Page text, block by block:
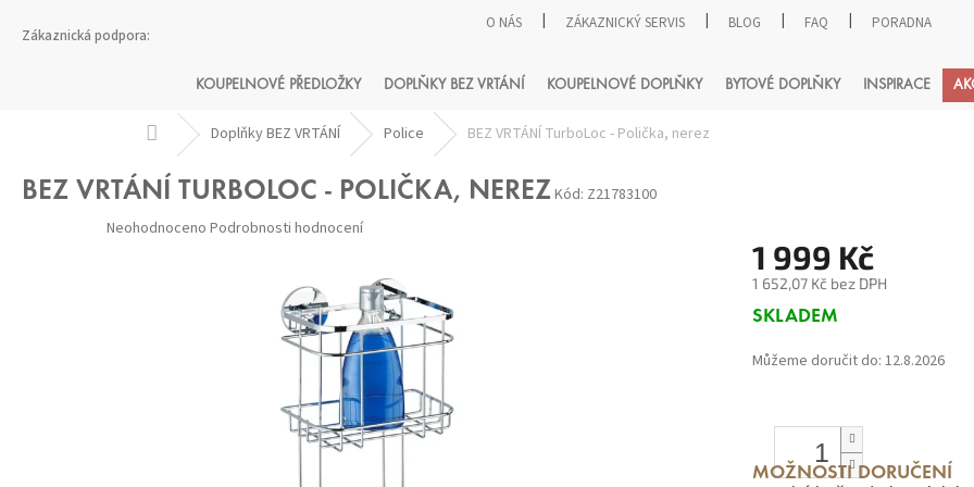
O NÁS ZÁKAZNICKÝ SERVIS BLOG FAQ PORADNA
HLEDAT
KOUPELNOVÉ PŘEDLOŽKY DOPLŇKY BEZ VRTÁNÍ KOUPELNOVÉ DOPLŇKY BYTOVÉ DOPLŇKY INSPIRACE
Domů Doplňky BEZ VRTÁNÍ Police BEZ VRTÁNÍ TurboLoc - Polička, nerez
BEZ VRTÁNÍ TURBOLOC - POLIČKA, NEREZKód: Z21783100
Průměrné
hodnocení
Neohodnoceno Podrobnosti hodnocení
1 999 Kč
1 652,07 Kč bez DPH
Měrná
SKLADEM
Můžeme doručit do: 12.8.2026
MOŽNOSTI DORUČENÍ